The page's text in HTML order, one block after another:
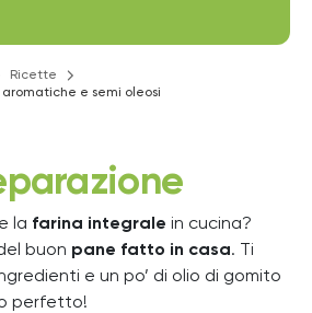
Ricette
e semi oleosi
la farina integrale in cucina?
buon pane fatto in casa. Ti
e un po’ di olio di gomito
perfetto!